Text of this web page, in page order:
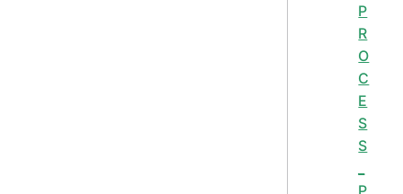
P
R
O
C
E
S
S
P